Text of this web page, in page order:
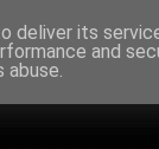
deliver its
and